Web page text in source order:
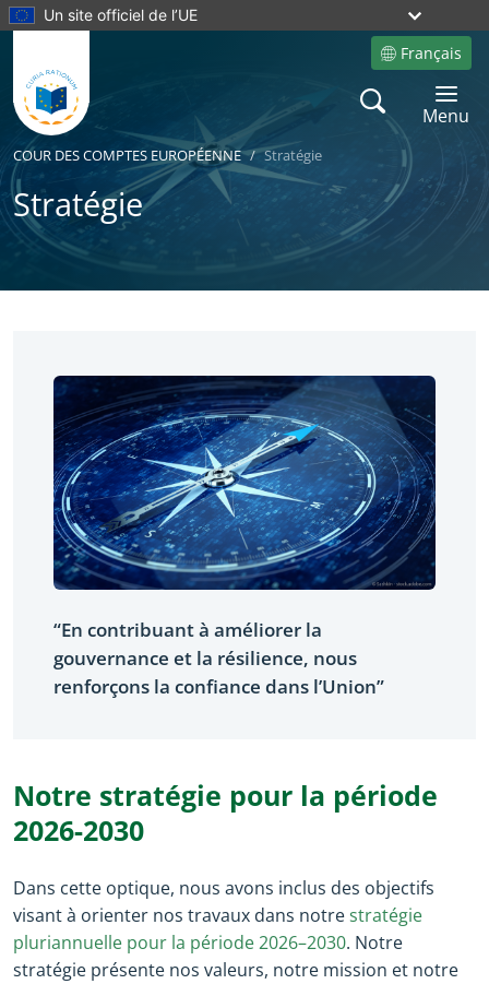
Un site officiel de l’UE
Français
Site language
Search
Toggle
Menu
COUR DES COMPTES EUROPÉENNE Stratégie
Stratégie
“En contribuant à améliorer la
gouvernance et la résilience, nous
renforçons la confiance dans l’Union”
Notre stratégie pour la période
2026-2030
Dans cette optique, nous avons inclus des objectifs
visant à orienter nos travaux dans notrestratégie
pluriannuelle pour la période 2026–2030(opens in new
. Notre
stratégie présente nos valeurs, notre mission et notre